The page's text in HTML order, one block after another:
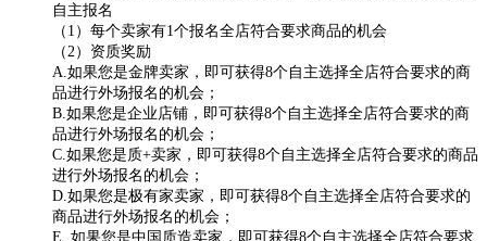
自主报名
（1）每个卖家有1个报名全店符合要求商品的机会
（2）资质奖励
A.如果您是金牌卖家，即可获得8个自主选择全店符合要求的商
品进行外场报名的机会；
B.如果您是企业店铺，即可获得8个自主选择全店符合要求的商
品进行外场报名的机会；
C.如果您是质+卖家，即可获得8个自主选择全店符合要求的商品
进行外场报名的机会；
D.如果您是极有家卖家，即可获得8个自主选择全店符合要求的
商品进行外场报名的机会；
E. 如果您是中国质造卖家，即可获得8个自主选择全店符合要求